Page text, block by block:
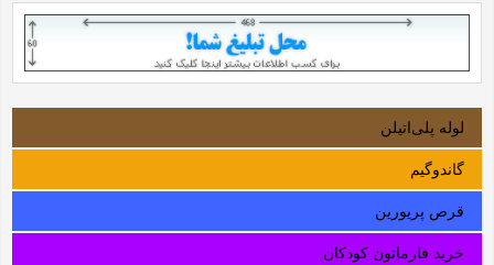
لوله‌ پلی‌اتیلن
گاندوگیم
قرص پریورین
خرید فارماتون کودکان